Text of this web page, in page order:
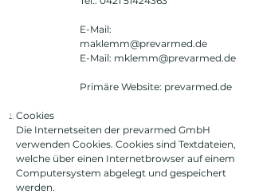
E-Mail:
maklemm@prevarmed.de
E-Mail: mklemm@prevarmed.de
Primäre Website: prevarmed.de
Cookies
Die Internetseiten der prevarmed GmbH
verwenden Cookies. Cookies sind Textdateien,
welche über einen Internetbrowser auf einem
Computersystem abgelegt und gespeichert
werden.